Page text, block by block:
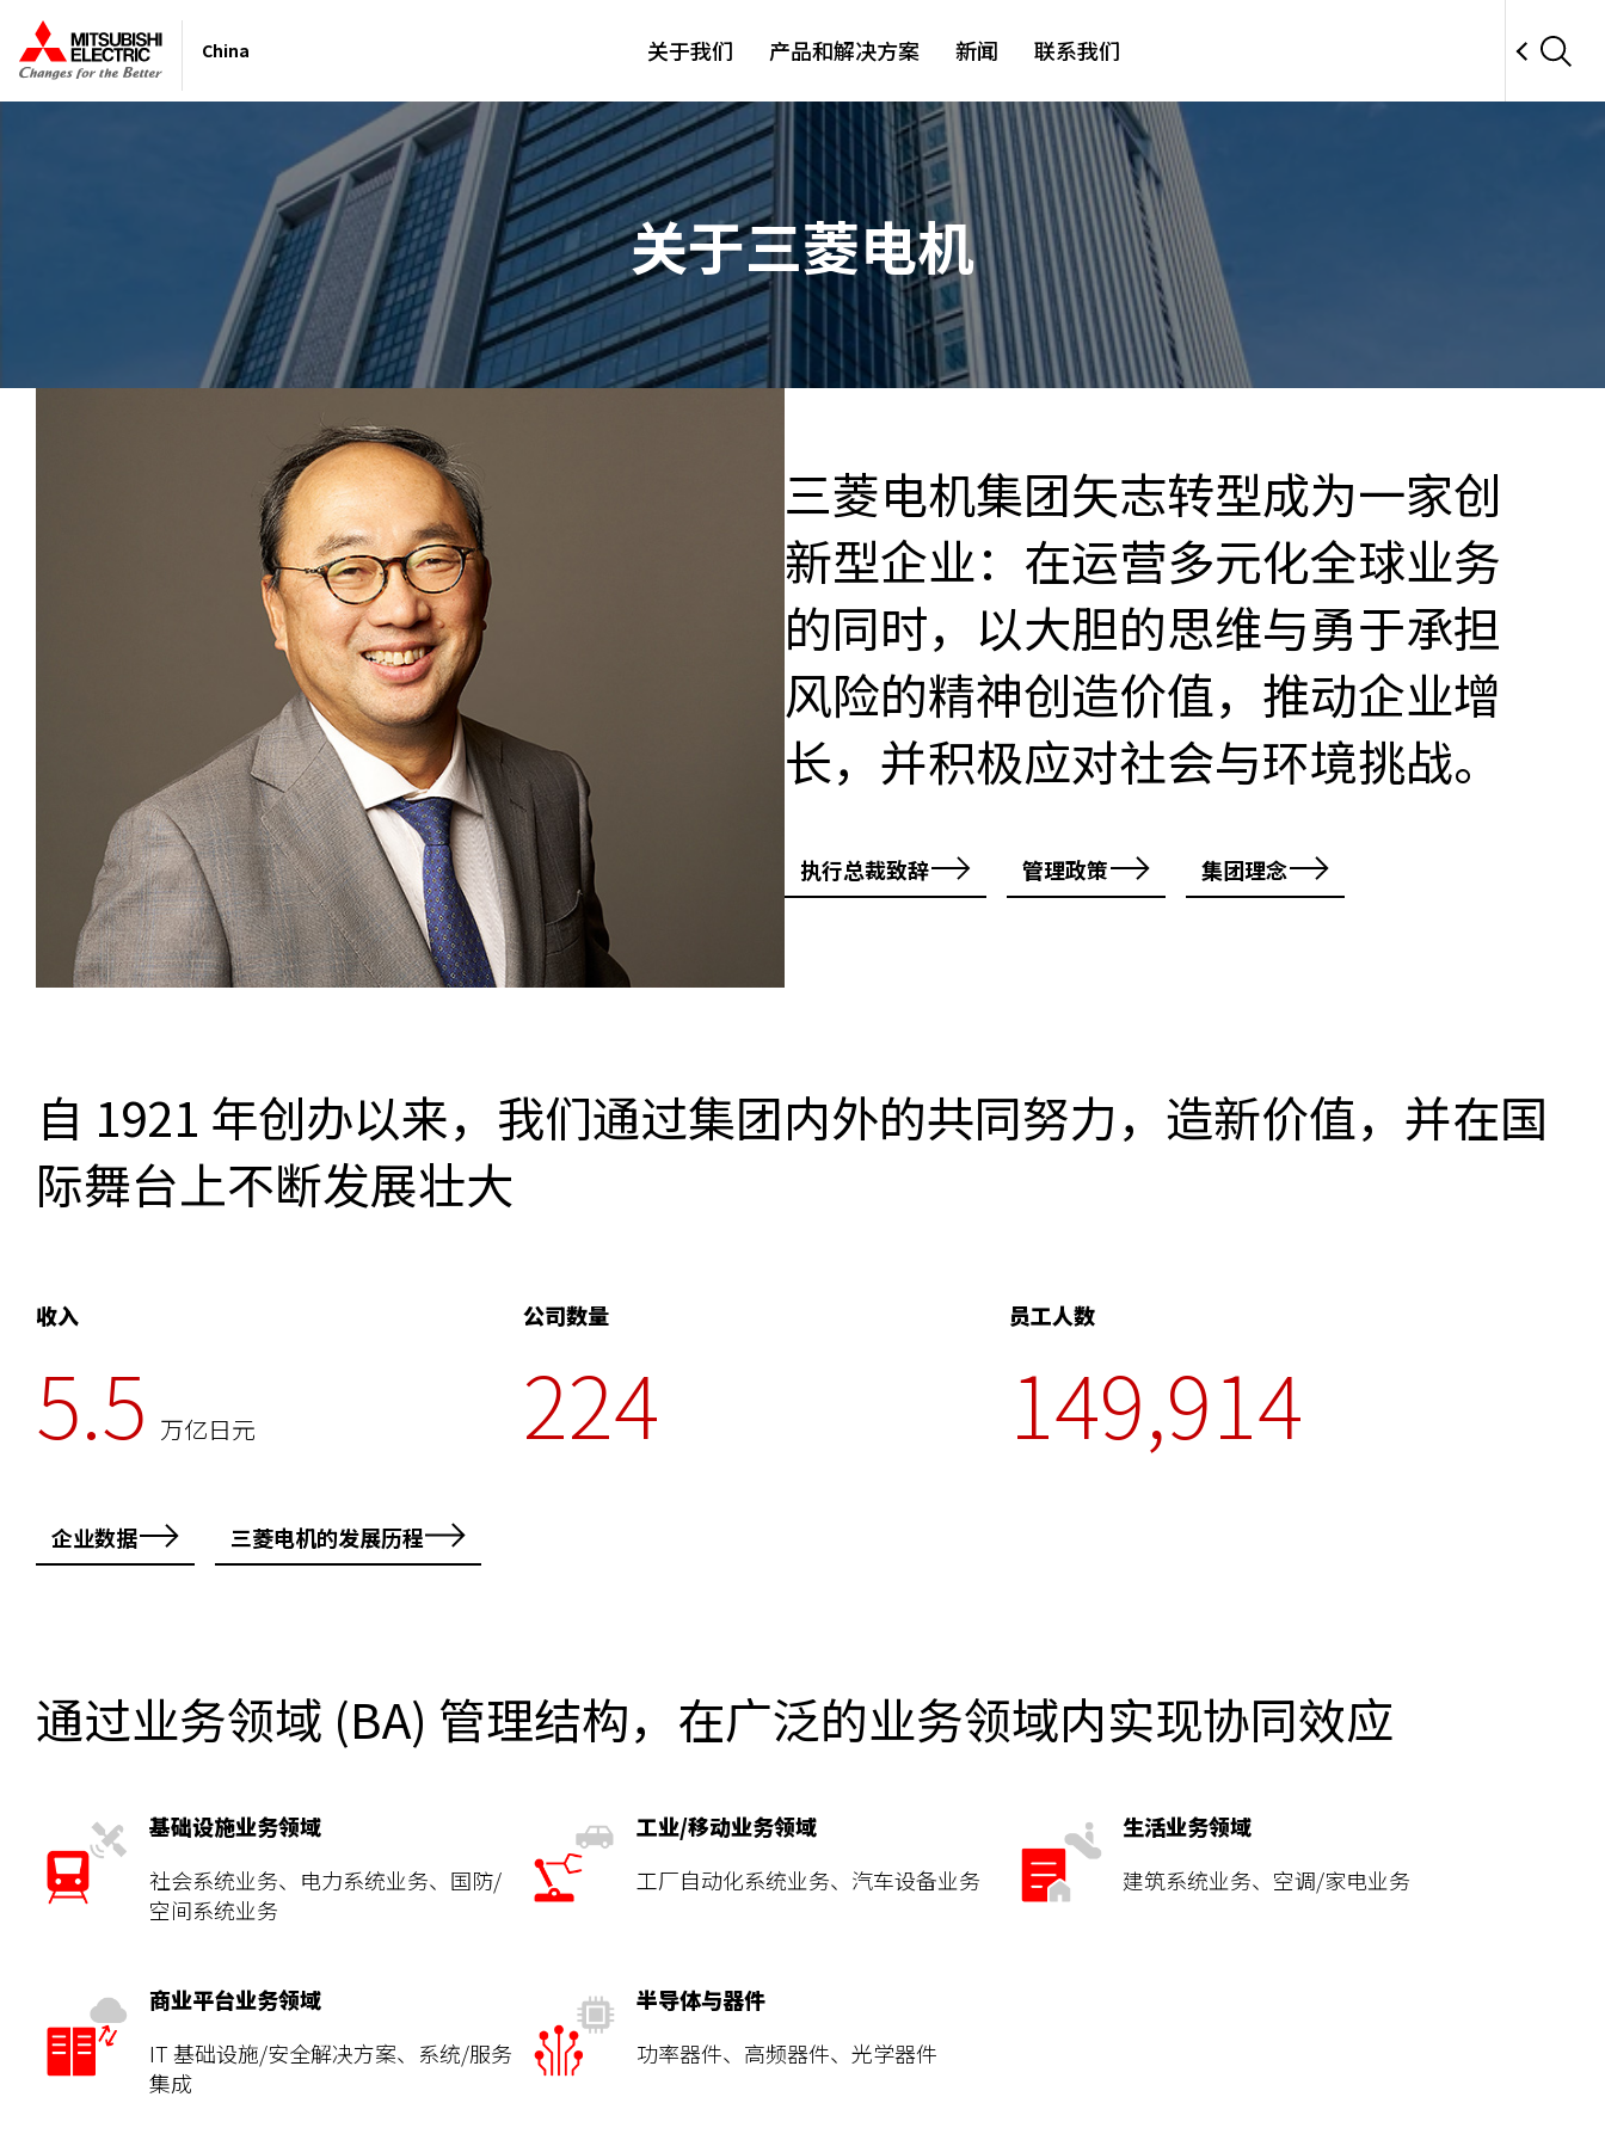
China 关于我们 产品和解决方案 新闻 联系我们
关于三菱电机
三菱电机集团矢志转型成为一家创
新型企业：在运营多元化全球业务
的同时，以大胆的思维与勇于承担
风险的精神创造价值，推动企业增
长，并积极应对社会与环境挑战。
执行总裁致辞 管理政策 集团理念
自 1921 年创办以来，我们通过集团内外的共同努力，造新价值，并在国
际舞台上不断发展壮大
收入
5.5 万亿日元
公司数量
224
员工人数
149,914
企业数据 三菱电机的发展历程
通过业务领域 (BA) 管理结构，在广泛的业务领域内实现协同效应
基础设施业务领域
社会系统业务、电力系统业务、国防/
空间系统业务
工业/移动业务领域
工厂自动化系统业务、汽车设备业务
生活业务领域
建筑系统业务、空调/家电业务
商业平台业务领域
IT 基础设施/安全解决方案、系统/服务
集成
半导体与器件
功率器件、高频器件、光学器件